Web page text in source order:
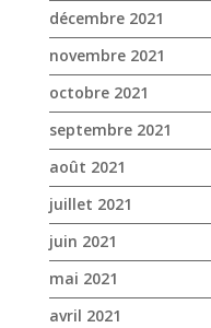
décembre 2021
novembre 2021
octobre 2021
septembre 2021
août 2021
juillet 2021
juin 2021
mai 2021
avril 2021